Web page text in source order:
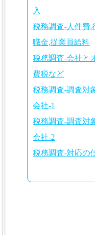
入
税務調査-人件費,
職金,従業員給料
税務調査-会社と
費税など
税務調査-調査対
会社-1
税務調査-調査対
会社-2
税務調査-対応の